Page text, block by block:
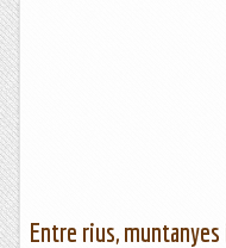
Entre rius, muntanyes